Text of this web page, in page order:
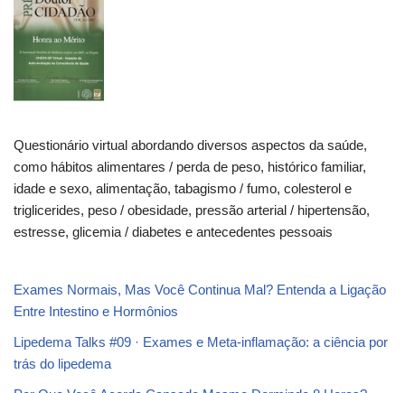
Questionário virtual abordando diversos aspectos da saúde,
como hábitos alimentares / perda de peso, histórico familiar,
idade e sexo, alimentação, tabagismo / fumo, colesterol e
triglicerides, peso / obesidade, pressão arterial / hipertensão,
estresse, glicemia / diabetes e antecedentes pessoais
Exames Normais, Mas Você Continua Mal? Entenda a Ligação
Entre Intestino e Hormônios
Lipedema Talks #09 · Exames e Meta-inflamação: a ciência por
trás do lipedema